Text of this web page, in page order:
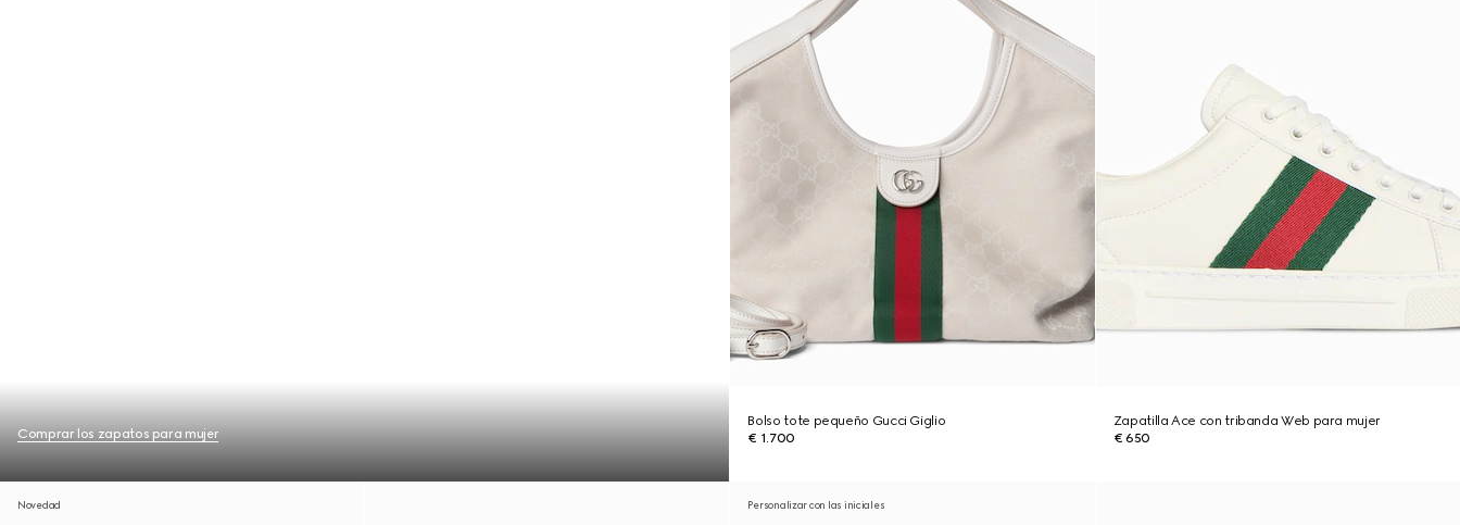
Comprar los zapatos para mujer
Bolso tote pequeño Gucci Giglio
€ 1.700
Zapatilla Ace con tribanda Web para mujer
€ 650
Novedad Personalizar con las iniciales